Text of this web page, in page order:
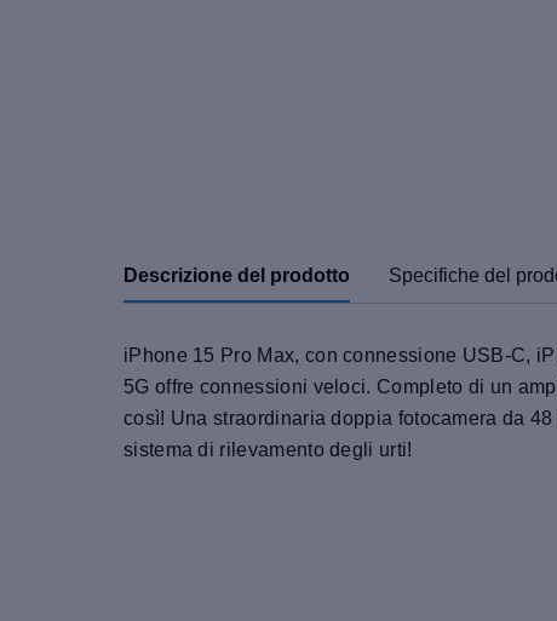
Descrizione del prodotto Specifiche del
iPhone 15 Pro Max, con connessione USB-C,
5G offre connessioni veloci. Completo di un
così! Una straordinaria doppia fotocamera da
sistema di rilevamento degli urti!